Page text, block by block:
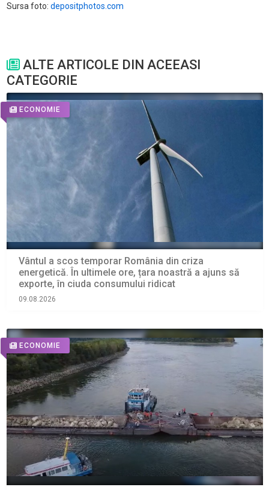
Sursa foto: depositphotos.com
ALTE ARTICOLE DIN ACEEASI
CATEGORIE
ECONOMIE
Vântul a scos temporar România din criza
energetică. În ultimele ore, țara noastră a ajuns să
exporte, în ciuda consumului ridicat
09.08.2026
ECONOMIE